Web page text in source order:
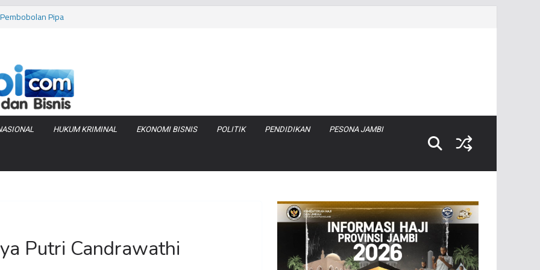
Pipa
Produksi Air
Jabung
HUKUM KRIMINAL EKONOMI BISNIS POLITIK PENDIDIKAN PESONA JAMBI
Putri Candrawathi